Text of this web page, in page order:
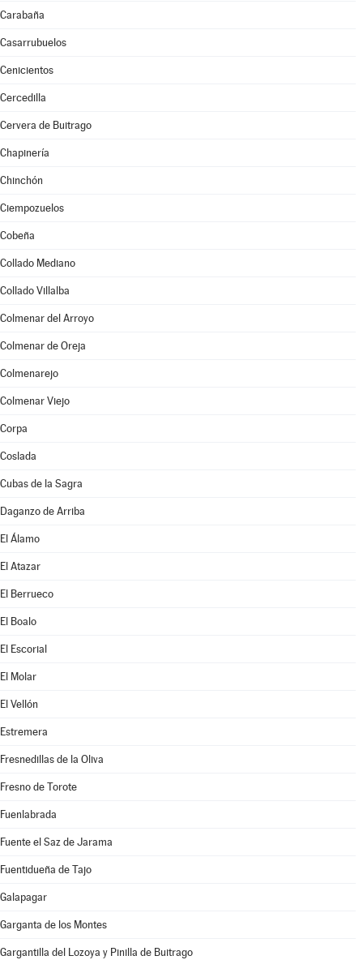
Carabaña
Casarrubuelos
Cenicientos
Cercedilla
Cervera de Buitrago
Chapinería
Chinchón
Ciempozuelos
Cobeña
Collado Mediano
Collado Villalba
Colmenar del Arroyo
Colmenar de Oreja
Colmenarejo
Colmenar Viejo
Corpa
Coslada
Cubas de la Sagra
Daganzo de Arriba
El Álamo
El Atazar
El Berrueco
El Boalo
El Escorial
El Molar
El Vellón
Estremera
Fresnedillas de la Oliva
Fresno de Torote
Fuenlabrada
Fuente el Saz de Jarama
Fuentidueña de Tajo
Galapagar
Garganta de los Montes
Gargantilla del Lozoya y Pinilla de Buitrago